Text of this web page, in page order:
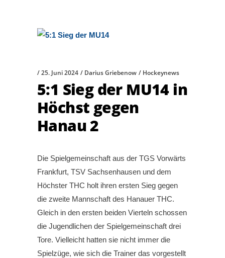
25. Juni 2024 Darius Griebenow Hockeynews
5:1 Sieg der MU14 in
Höchst gegen
Hanau 2
Die Spielgemeinschaft aus der TGS Vorwärts
Frankfurt, TSV Sachsenhausen und dem
Höchster THC holt ihren ersten Sieg gegen
die zweite Mannschaft des Hanauer THC.
Gleich in den ersten beiden Vierteln schossen
die Jugendlichen der Spielgemeinschaft drei
Tore. Vielleicht hatten sie nicht immer die
Spielzüge, wie sich die Trainer das vorgestellt